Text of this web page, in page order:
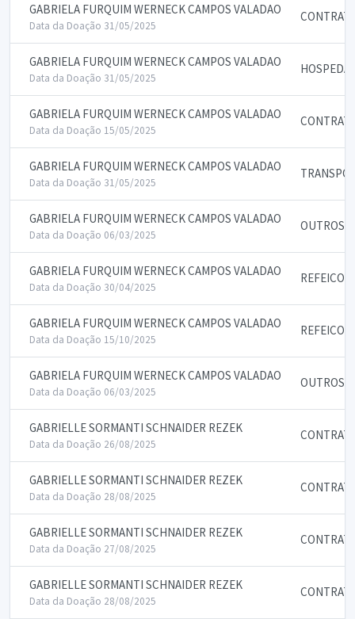
GABRIELA FURQUIM WERNECK CAMPOS VALADAO
Data da Doação 31/05/2025
GABRIELA FURQUIM WERNECK CAMPOS VALADAO
Data da Doação 31/05/2025
GABRIELA FURQUIM WERNECK CAMPOS VALADAO
Data da Doação 15/05/2025
GABRIELA FURQUIM WERNECK CAMPOS VALADAO
Data da Doação 31/05/2025
GABRIELA FURQUIM WERNECK CAMPOS VALADAO
Data da Doação 06/03/2025
OUTROS
GABRIELA FURQUIM WERNECK CAMPOS VALADAO
Data da Doação 30/04/2025
GABRIELA FURQUIM WERNECK CAMPOS VALADAO
Data da Doação 15/10/2025
GABRIELA FURQUIM WERNECK CAMPOS VALADAO
Data da Doação 06/03/2025
OUTROS
GABRIELLE SORMANTI SCHNAIDER REZEK
Data da Doação 26/08/2025
GABRIELLE SORMANTI SCHNAIDER REZEK
Data da Doação 28/08/2025
GABRIELLE SORMANTI SCHNAIDER REZEK
Data da Doação 27/08/2025
GABRIELLE SORMANTI SCHNAIDER REZEK
Data da Doação 28/08/2025